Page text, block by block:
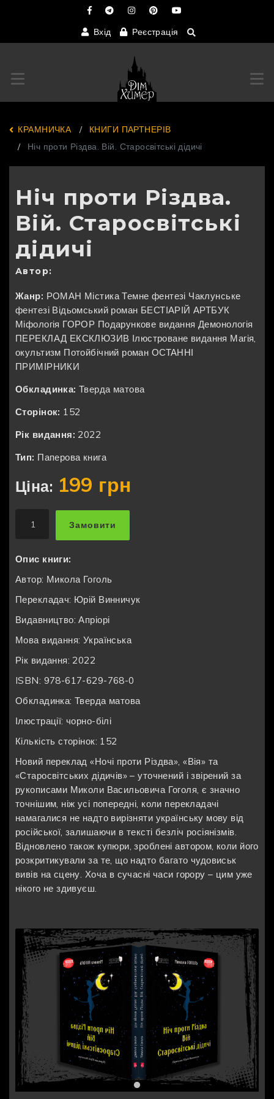
Вхід Реєстрація
Переключити навігацію
КРАМНИЧКА
КНИГИ ПАРТНЕРІВ
Ніч проти Різдва. Вій. Старосвітські дідичі
Ніч проти Різдва.
Вій. Старосвітські
дідичі
Автор:
Жанр: РОМАН Містика Темне фентезі Чаклунське
фентезі Відьомський роман БЕСТІАРІЙ АРТБУК
Міфологія ГОРОР Подарункове видання Демонологія
ПЕРЕКЛАД ЕКСКЛЮЗИВ Ілюстроване видання Магія,
окультизм Потойбічний роман ОСТАННІ
ПРИМІРНИКИ
Обкладинка:Тверда матова
Сторінок: 152
Рік видання: 2022
Тип: Паперова книга
Ціна: 199 грн
Замовити
Опис книги:
Автор: Микола Гоголь
Перекладач: Юрій Винничук
Видавництво: Апріорі
Мова видання: Українська
Рік видання: 2022
ISBN: 978-617-629-768-0
Обкладинка: Тверда матова
Ілюстрації: чорно-білі
Кількість сторінок: 152
Новий переклад «Ночі проти Різдва», «Вія» та
«Старосвітських дідичів» – уточнений і звірений за
рукописами Миколи Васильовича Гоголя, є значно
точнішим, ніж усі попередні, коли перекладачі
намагалися не надто вирізняти українську мову від
російської, залишаючи в тексті безліч росіянізмів.
Відновлено також купюри, зроблені автором, коли його
розкритикували за те, що надто багато чудовиськ
вивів на сцену. Хоча в сучасні часи горору – цим уже
нікого не здивуєш.